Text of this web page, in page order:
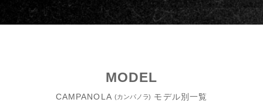
MODEL
CAMPANOLA(カンパノラ) モデル別一覧